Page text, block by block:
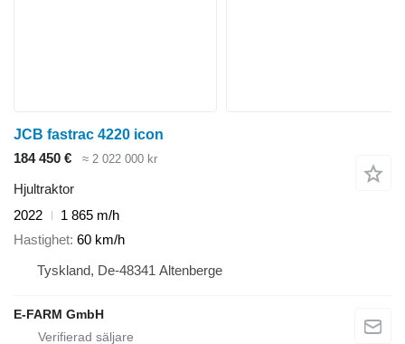
JCB fastrac 4220 icon
184 450 €
≈ 2 022 000 kr
Hjultraktor
2022
1 865 m/h
Hastighet 60 km/h
Tyskland, De-48341 Altenberge
E-FARM GmbH